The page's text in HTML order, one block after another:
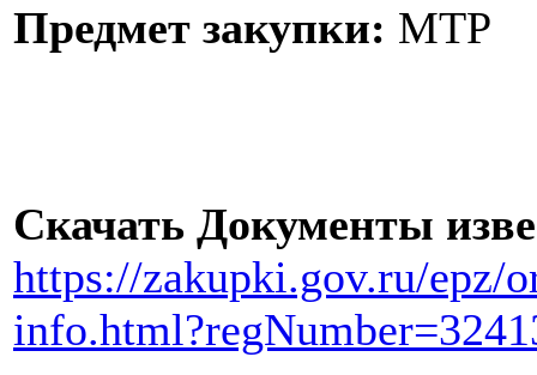
Предмет закупки: МТР
Скачать Документы
https://zakupki.gov.ru/epz/